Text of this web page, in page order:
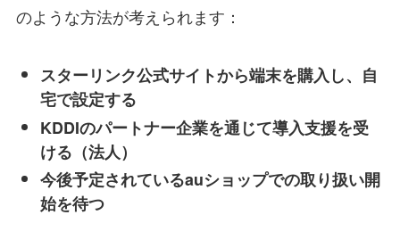
のような方法が考えられます：
スターリンク公式サイトから端末を購入し、自
宅で設定する
KDDIのパートナー企業を通じて導入支援を受
ける（法人）
今後予定されているauショップでの取り扱い開
始を待つ